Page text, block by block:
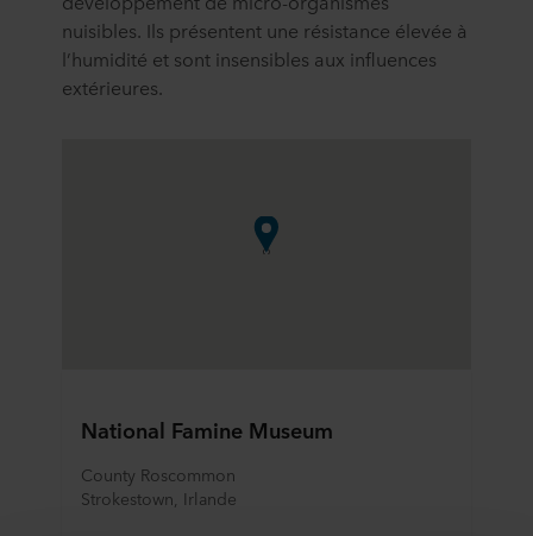
nuisibles. Ils présentent une résistance élevée à
l’humidité et sont insensibles aux influences
extérieures.
National Famine Museum
County Roscommon
Strokestown, Irlande